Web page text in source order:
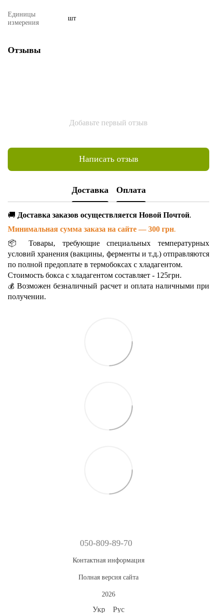
Единицы
измерения
шт
Отзывы
Добавьте первый отзыв
Написать отзыв
Доставка Оплата
🚚 Доставка заказов осуществляется Новой Почтой.
Минимальная сумма заказа на сайте — 300 грн.
📦 Товары, требующие специальных температурных
условий хранения (вакцины, ферменты и т.д.) отправляются
по полной предоплате в термобоксах с хладагентом.
Стоимость бокса с хладагентом составляет - 125грн.
💰Возможен безналичный расчет и оплата наличными при
получении.
050-809-89-70
Контактная информация
Полная версия сайта
2026
Укр Рус